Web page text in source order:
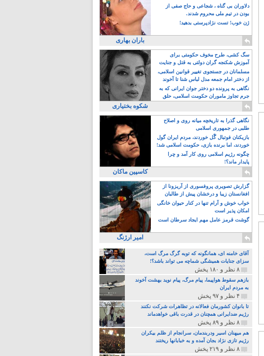
دلاوران بی گناه ، شجاعی و حاج صفی از
بودن در تیم ملی محروم شدند.
ژن خوب! تست نژادپرستی بدهید!
باران بهاری
سگ کشی، طرح مخوف حکومتی برای
آموزش شکنجه گران دولتی به قتل و جنایت
بیشتر
مسلمانان در جستجوی تغییر قوانین اسلامی،
از دختر امام جمعه مدل لباس شنا تا آخوند
مسلمان همجنسگرا!
نگاهی به پرونده دو دختر جوان ایرانی که به
جرم تجاوز ماموران حکومت اسلامی، حلق
آویز شدند!
شکوه بختیاری
نگاهی گذرا به تاریخچه میانه روی و اصلاح
طلبی در جمهوری اسلامی
بازیکنان فوتبال گًل خوردند، مردم ایران گول
خوردند، اما برنده بازی، حکومت اسلامی شد!
چگونه رژیم اسلامی روی کار آمد و چرا
پایدار ماند؟!
کاسپین ماکان
گزارش تصویری پروفسوری از آریزونا از
افغانستان زیبا و درخشان پیش از طالبان
خواب خوش و آرام تنها در کنار حیوان خانگی
امکان پذیر است
گوشت قرمز عامل مهم ایجاد سرطان است
امیر ارژنگ
آقای خامنه ای، همانگونه که توبه گرگ مرگ است،
سزای جنایات همیشگی شماچه می تواند باشد؟!
۸ نظر و ۱۸۰ پخش
بازهم سقوط هواپیما، پیام مرگ، پیام نوید بهشت آخوند
به مردم ایران
۴ نظر و ۹۷ پخش
تا بانوان کشورمان فعالانه در تظاهرات شرکت نکنند
رژیم ضدایرانی همچنان در قدرت باقی خواهدماند
۸ نظر و ۸۹ پخش
هم میهنان اسیر ودربندمان، سرانجام از ظلم بیکران
رژیم تازی نژاد بجان آمده و به خبابانها ریختند
۸ نظر و ۲۱۹ پخش